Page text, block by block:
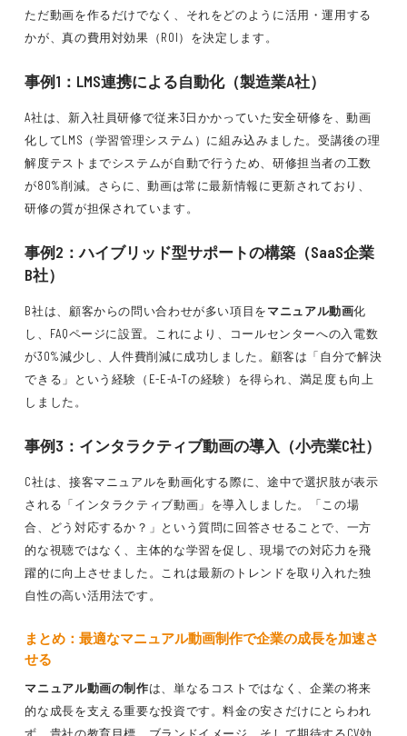
ただ動画を作るだけでなく、それをどのように活用・運用する
かが、真の費用対効果（ROI）を決定します。
事例1：LMS連携による自動化（製造業A社）
A社は、新入社員研修で従来3日かかっていた安全研修を、動画
化してLMS（学習管理システム）に組み込みました。受講後の理
解度テストまでシステムが自動で行うため、研修担当者の工数
が80%削減。さらに、動画は常に最新情報に更新されており、
研修の質が担保されています。
事例2：ハイブリッド型サポートの構築（SaaS企業
B社）
B社は、顧客からの問い合わせが多い項目をマニュアル動画化
し、FAQページに設置。これにより、コールセンターへの入電数
が30%減少し、人件費削減に成功しました。顧客は「自分で解決
できる」という経験（E-E-A-Tの経験）を得られ、満足度も向上
しました。
事例3：インタラクティブ動画の導入（小売業C社）
C社は、接客マニュアルを動画化する際に、途中で選択肢が表示
される「インタラクティブ動画」を導入しました。「この場
合、どう対応するか？」という質問に回答させることで、一方
的な視聴ではなく、主体的な学習を促し、現場での対応力を飛
躍的に向上させました。これは最新のトレンドを取り入れた独
自性の高い活用法です。
まとめ：最適なマニュアル動画制作で企業の成長を加速さ
せる
マニュアル動画の制作は、単なるコストではなく、企業の将来
的な成長を支える重要な投資です。料金の安さだけにとらわれ